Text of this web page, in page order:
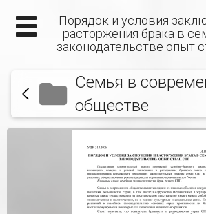
Порядок и условия
расторжения брака в
законодательстве опыт
Семья в
обществе